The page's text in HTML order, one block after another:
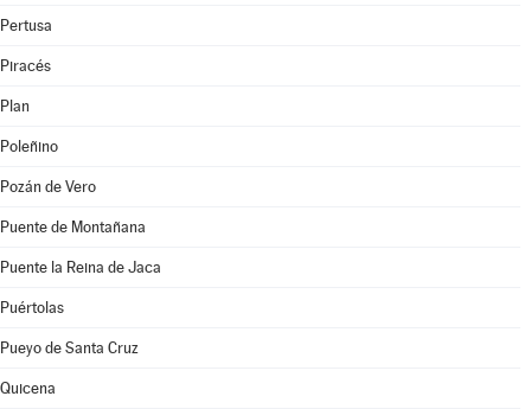
Pertusa
Piracés
Plan
Poleñino
Pozán de Vero
Puente de Montañana
Puente la Reina de Jaca
Puértolas
Pueyo de Santa Cruz
Quicena